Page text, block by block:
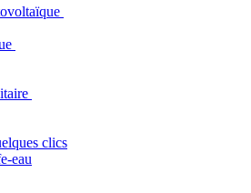
clics
eau